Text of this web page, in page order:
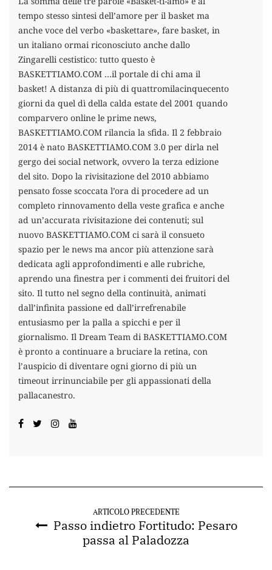
tempo stesso sintesi dell’amore per il basket ma
anche voce del verbo «baskettare», fare basket, in
un italiano ormai riconosciuto anche dallo
Zingarelli cestistico: tutto questo è
BASKETTIAMO.COM …il portale di chi ama il
basket! A distanza di più di quattromilacinquecento
giorni da quel dì della calda estate del 2001 quando
comparvero online le prime news,
BASKETTIAMO.COM rilancia la sfida. Il 2 febbraio
2014 è nato BASKETTIAMO.COM 3.0 per dirla nel
gergo dei social network, ovvero la terza edizione
del sito. Dopo la rivisitazione del 2010 abbiamo
pensato fosse scoccata l’ora di procedere ad un
completo rinnovamento della veste grafica e anche
ad un’accurata rivisitazione dei contenuti; sul
nuovo BASKETTIAMO.COM ci sarà il consueto
spazio per le news ma ancor più attenzione sarà
dedicata agli approfondimenti e alle rubriche,
aprendo una finestra per i commenti dei fruitori del
sito. Il tutto nel segno della continuità, animati
dall’infinita passione ed dall’irrefrenabile
entusiasmo per la palla a spicchi e per il
giornalismo. Il Dream Team di BASKETTIAMO.COM
è pronto a continuare a bruciare la retina, con
l’auspicio di diventare ogni giorno di più un
timeout irrinunciabile per gli appassionati della
pallacanestro.
ARTICOLO PRECEDENTE
Passo indietro Fortitudo: Pesaro
passa al Paladozza